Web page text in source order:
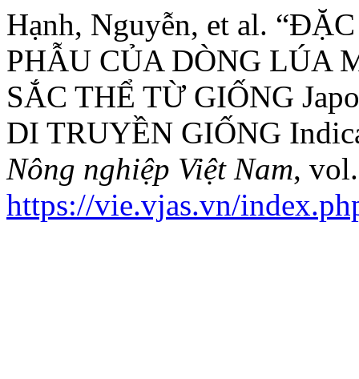
Hạnh, Nguyễn, et al.
PHẪU CỦA DÒNG LÚA
SẮC THỂ TỪ GIỐNG
DI TRUYỀN GIỐNG
Nông nghiệp Việt Nam,
https://vie.vjas.vn/